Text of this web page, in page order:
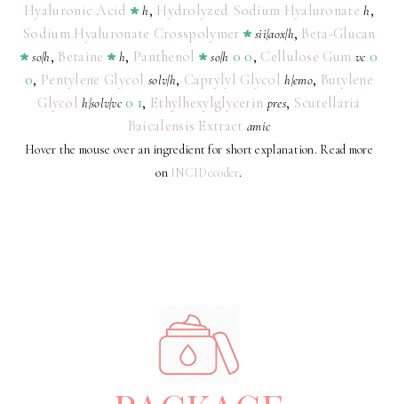
Hyaluronic Acid
h, Hydrolyzed Sodium Hyaluronate h,
Sodium Hyaluronate Crosspolymer
sii|aox|h, Beta-Glucan
so|h, Betaine h, Panthenol so|h 0 0, Cellulose Gum vc 0
0, Pentylene Glycol solv|h, Caprylyl Glycol h|emo, Butylene
Glycol h|solv|vc 0 1, Ethylhexylglycerin pres, Scutellaria
Baicalensis Extract amic
Hover the mouse over an ingredient for short explanation. Read more
on INCIDecoder.